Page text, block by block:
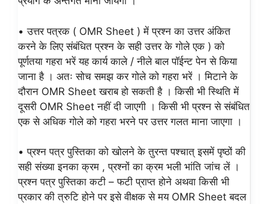
• उत्तर पत्रक ( OMR Sheet ) में प्रश्न का उत्तर अंकित
करने के लिए संबंधित प्रश्न के सही उत्तर के गोले एक ) को
पूर्णतया गहरा भरें यह कार्य काले / नीले बाल पॉईन्ट पेन से किया
जाना है । अतः सोच समझ कर गोले को गहरा भरें । मिटाने के
दौरान OMR Sheet खराब हो सकती है । किसी भी स्थिति में
दूसरी OMR Sheet नहीं दी जाएगी । किसी भी प्रश्न से संबंधित
एक से अधिक गोले को गहरा भरने पर उत्तर गलत माना जाएगा ।
• प्रश्न पत्र पुस्तिका को खोलने के तुरन्त पश्चात् इसमें पृष्ठों की
सही संख्या इनका क्रम , प्रश्नों का क्रम भली भांति जांच लें ।
प्रश्न पत्र पुस्तिका कटी – फटी प्राप्त होने अथवा किसी भी
प्रकार की त्रुटि होने पर इसे वीक्षक से मय OMR Sheet बदल